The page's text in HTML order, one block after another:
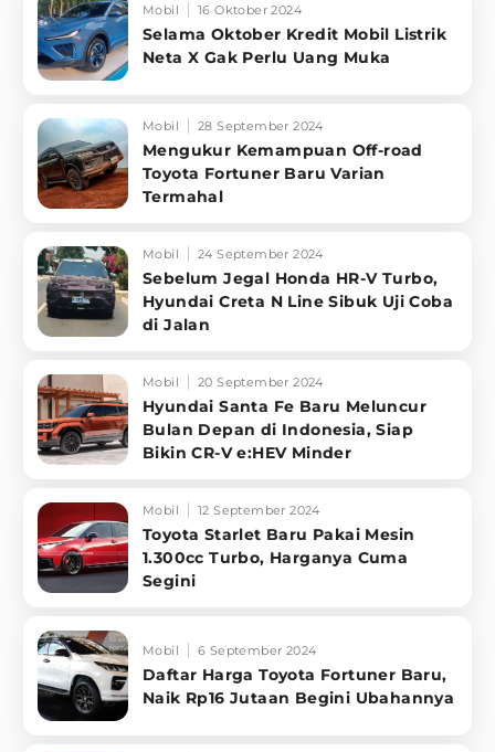
Mobil 16 Oktober 2024
Selama Oktober Kredit Mobil Listrik
Neta X Gak Perlu Uang Muka
Mobil 28 September 2024
Mengukur Kemampuan Off-road
Toyota Fortuner Baru Varian
Termahal
Mobil 24 September 2024
Sebelum Jegal Honda HR-V Turbo,
Hyundai Creta N Line Sibuk Uji Coba
di Jalan
Mobil 20 September 2024
Hyundai Santa Fe Baru Meluncur
Bulan Depan di Indonesia, Siap
Bikin CR-V e:HEV Minder
Mobil 12 September 2024
Toyota Starlet Baru Pakai Mesin
1.300cc Turbo, Harganya Cuma
Segini
Mobil 6 September 2024
Daftar Harga Toyota Fortuner Baru,
Naik Rp16 Jutaan Begini Ubahannya